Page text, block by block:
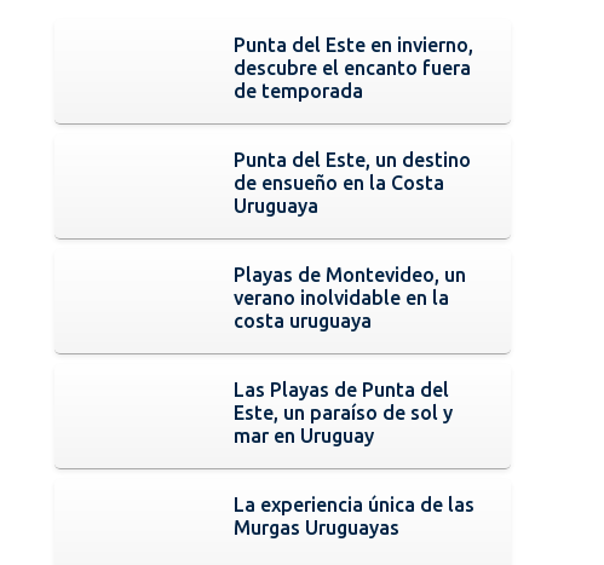
Punta del Este en invierno,
descubre el encanto fuera
de temporada
Punta del Este, un destino
de ensueño en la Costa
Uruguaya
Playas de Montevideo, un
verano inolvidable en la
costa uruguaya
Las Playas de Punta del
Este, un paraíso de sol y
mar en Uruguay
La experiencia única de las
Murgas Uruguayas